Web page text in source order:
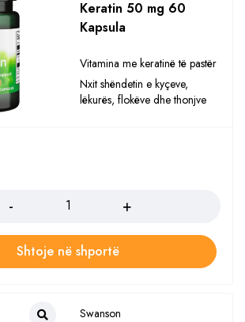
Keratin 50 mg 60
Kapsula
Vitamina me keratinë të pastër
Nxit shëndetin e kyçeve,
lëkurës, flokëve dhe thonjve
Shtoje në shportë
Swanson